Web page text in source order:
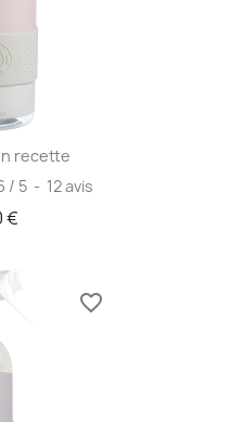
recette
/ 5 - 12avis
€
favorite_border